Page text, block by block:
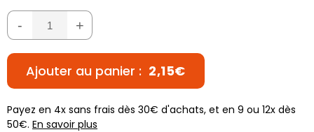
- +
Ajouter au panier : 2,15€
Payez en 4x sans frais dès 30€ d'achats, et en 9 ou 12x dès
50€. En savoir plus